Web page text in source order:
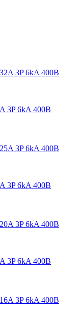
3P 6kA 400В
3P 6kA 400В
3P 6kA 400В